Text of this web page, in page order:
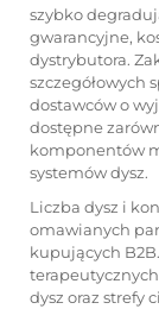
szybko
gwarancyjne,
dystrybutora.
szczegółowych
dostawców o
dostępne
komponentów
systemów dysz.
Liczba dysz i
omawianych
kupujących
dysz oraz strefy